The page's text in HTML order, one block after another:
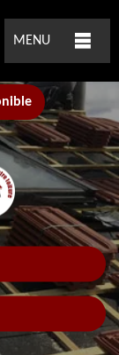
MENU